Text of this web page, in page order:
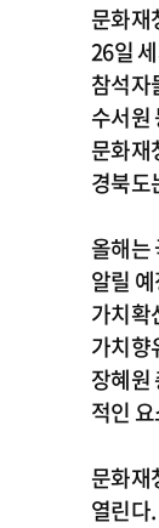
문화재
26일
참석자
수서원
문화재
경북도
올해는
알릴
가치확
가치향
장혜원
적인
문화재
열린다.